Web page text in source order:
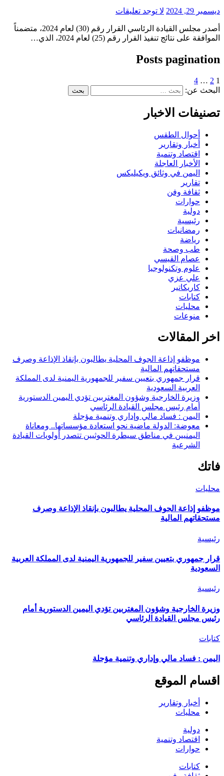
ديسمبر 29, 2024 لا توجد تعليقات
الموافقة على نتائج تنفيذ القرار رقم (25) لعام 2024، الذي…
Posts pagination
1
2
…
4
البحث عن:
تصنيفات الاخبار
أحوال الطقس
أخبار وتقارير
اقتصاد وتنمية
الأخبار العاجلة
اليمن في وثائق ويكيليكس
تقارير
ثقافة وفن
حوارات
دولية
رئيسية
رمضانيات
رياضة
طب وصحة
عصام القيسي
علوم وتكنولوجيا
علي عزي
كاريكاتير
كتابات
محليات
منوعات
اخر المقالات
موظفو إذاعة الجوف المحلية يطالبون بإنقاذ الإذاعة وصرف
مستحقاتهم المالية
قرار جمهوري بتعيين سفير للجمهورية اليمنية لدى المملكة
العربية السعودية
وزيرة الخارجية وشؤون المغتربين تؤدي اليمين الدستورية
أمام رئيس مجلس القيادة الرئاسي
اليمن : فساد مالي وإداري وتنمية مؤجلة
معوضة: الدولة ماضية نحو استعادة مؤسساتها.. ومعاناة
اليمنيين في مناطق سيطرة الحوثيين تتصدر أولويات القيادة
الشرعية
فاتك
محليات
موظفو إذاعة الجوف المحلية يطالبون بإنقاذ الإذاعة وصرف
مستحقاتهم المالية
رئيسية
قرار جمهوري بتعيين سفير للجمهورية اليمنية لدى المملكة العربية
السعودية
رئيسية
وزيرة الخارجية وشؤون المغتربين تؤدي اليمين الدستورية أمام
رئيس مجلس القيادة الرئاسي
كتابات
اليمن : فساد مالي وإداري وتنمية مؤجلة
اقسام الموقع
أخبار وتقارير
محليات
دولية
اقتصاد وتنمية
حوارات
كتابات